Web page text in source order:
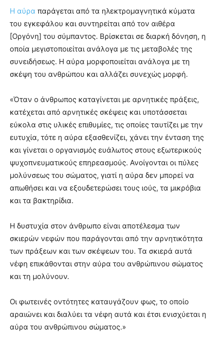
Η αύρα παράγεται από τα ηλεκτρομαγνητικά κύματα
του εγκεφάλου και συντηρείται από τον αιθέρα
[Οργόνη] του σύμπαντος. Βρίσκεται σε διαρκή δόνηση, η
οποία μεγιστοποιείται ανάλογα με τις μεταβολές της
συνειδήσεως. Η αύρα μορφοποιείται ανάλογα με τη
σκέψη του ανθρώπου και αλλάζει συνεχώς μορφή.
«Όταν ο άνθρωπος καταγίνεται με αρνητικές πράξεις,
κατέχεται από αρνητικές σκέψεις και υποτάσσεται
εύκολα στις υλικές επιθυμίες, τις οποίες ταυτίζει με την
ευτυχία, τότε η αύρα εξασθενίζει, χάνει την ένταση της
και γίνεται ο οργανισμός ευάλωτος στους εξωτερικούς
ψυχοπνευματικούς επηρεασμούς. Ανοίγονται οι πύλες
μολύνσεως του σώματος, γιατί η αύρα δεν μπορεί να
απωθήσει και να εξουδετερώσει τους ιούς, τα μικρόβια
και τα βακτηρίδια.
Η δυστυχία στον άνθρωπο είναι αποτέλεσμα των
σκιερών νεφών που παράγονται από την αρνητικότητα
των πράξεων και των σκέψεων του. Τα σκιερά αυτά
νέφη επικάθονται στην αύρα του ανθρώπινου σώματος
και τη μολύνουν.
Οι φωτεινές οντότητες καταυγάζουν φως, το οποίο
αραιώνει και διαλύει τα νέφη αυτά και έτσι ενισχύεται η
αύρα του ανθρώπινου σώματος.»